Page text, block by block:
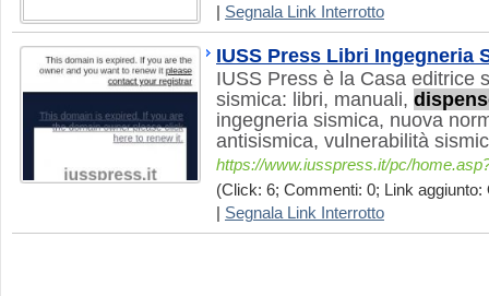
Segnala Link Interrotto
IUSS Press Libri Ingegneria
IUSS Press è la Casa editrice
sismica: libri, manuali,
ingegneria sismica, nuova
antisismica, vulnerabilità
https://www.iusspress.it/pc/
(Click: 6; Commenti: 0; Link aggiunto:
Segnala Link Interrotto